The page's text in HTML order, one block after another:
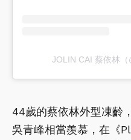
JOLIN CAI 蔡依林
44歲的蔡依林外型凍齡
吳青峰相當羨慕，在《